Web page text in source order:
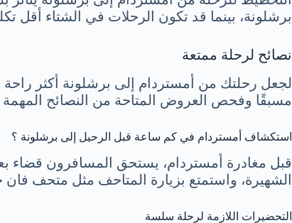
برشلونة، بينما قد تكون الرحلات في الشتاء أقل
نصائح لرحلة ممتعة
لجعل رحلتك من أمستردام إلى برشلونة أكثر راحة
مسبقًا وفحص العروض المتاحة من النصائح المهمة
استكشاف أمستردام في كم ساعة قبل الرحيل إلى برشلونة ؟
قبل مغادرة أمستردام، يستحق المسافرون قضاء
الشهيرة، واستمتع بزيارة المتاحف مثل متحف فان
التحضيرات اللازمة لرحلة سلسة